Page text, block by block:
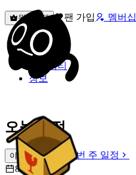
원픽선택 팬 가입 멤버십
밐타운
피드
커뮤니티
정보
오늘 일정
이번 주 일정
이번 주 일정
8월 7일 [금]